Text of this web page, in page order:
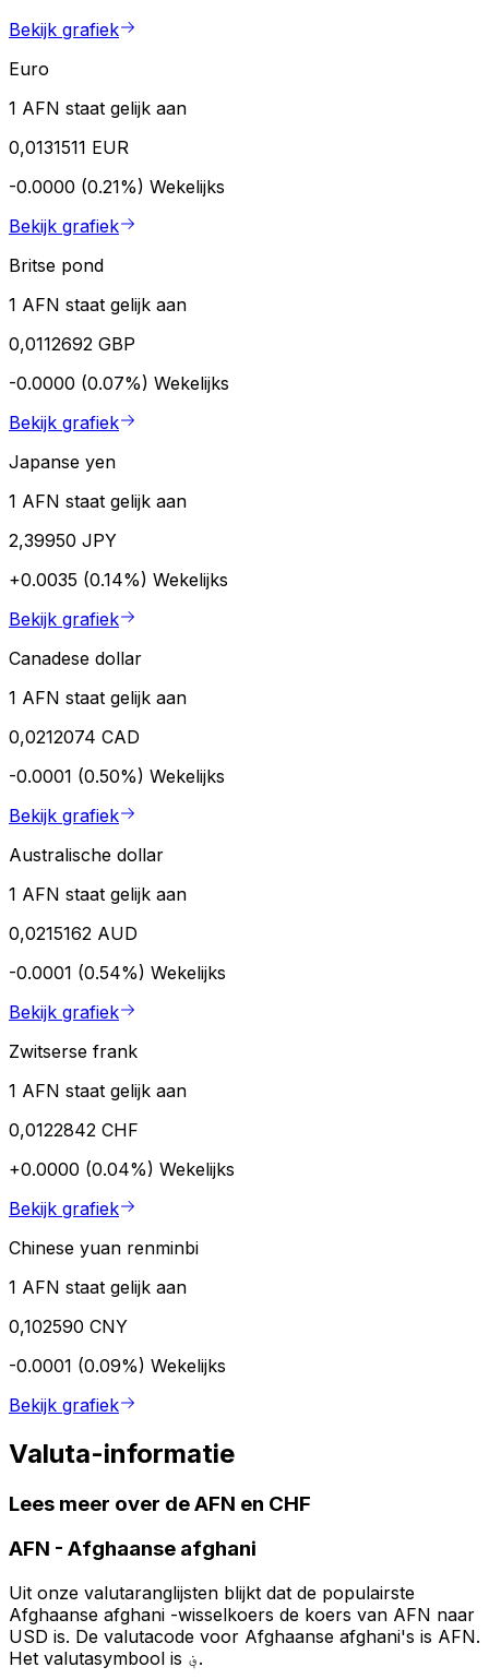
Bekijk grafiek
Euro
1 AFN staat gelijk aan
0,0131511 EUR
-0.0000 (0.21%) Wekelijks
Bekijk grafiek
Britse pond
1 AFN staat gelijk aan
0,0112692 GBP
-0.0000 (0.07%) Wekelijks
Bekijk grafiek
Japanse yen
1 AFN staat gelijk aan
2,39950 JPY
+0.0035 (0.14%) Wekelijks
Bekijk grafiek
Canadese dollar
1 AFN staat gelijk aan
0,0212074 CAD
-0.0001 (0.50%) Wekelijks
Bekijk grafiek
Australische dollar
1 AFN staat gelijk aan
0,0215162 AUD
-0.0001 (0.54%) Wekelijks
Bekijk grafiek
Zwitserse frank
1 AFN staat gelijk aan
0,0122842 CHF
+0.0000 (0.04%) Wekelijks
Bekijk grafiek
Chinese yuan renminbi
1 AFN staat gelijk aan
0,102590 CNY
-0.0001 (0.09%) Wekelijks
Bekijk grafiek
Valuta-informatie
Lees meer over de AFN en CHF
AFN - Afghaanse afghani
Uit onze valutaranglijsten blijkt dat de populairste
Afghaanse afghani -wisselkoers de koers van AFN naar
USD is. De valutacode voor Afghaanse afghani's is AFN.
Het valutasymbool is ؋.